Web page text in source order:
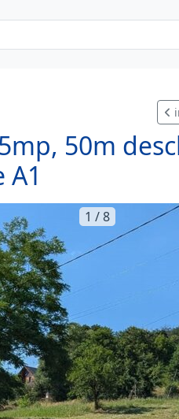
50m
1 / 8